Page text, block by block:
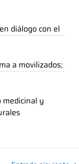
diálogo con el
a movilizados;
medicinal y